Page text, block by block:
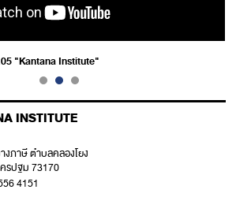
"Kantana Institute"
INSTITUTE
ภาษี ตำบลคลองโยง
รปฐม 73170
4151